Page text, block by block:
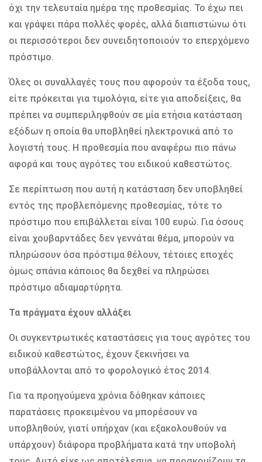
όχι την τελευταία ηµέρα της προθεσµίας. Το έχω πει
και γράψει πάρα πολλές φορές, αλλά διαπιστώνω ότι
οι περισσότεροι δεν συνειδητοποιούν το επερχόµενο
πρόστιµο.
Όλες οι συναλλαγές τους που αφορούν τα έξοδα τους,
είτε πρόκειται για τιµολόγια, είτε για αποδείξεις, θα
πρέπει να συµπεριληφθούν σε µία ετήσια κατάσταση
εξόδων η οποία θα υποβληθεί ηλεκτρονικά από το
λογιστή τους. Η προθεσµία που αναφέρω πιο πάνω
αφορά και τους αγρότες του ειδικού καθεστώτος.
Σε περίπτωση που αυτή η κατάσταση δεν υποβληθεί
εντός της προβλεπόµενης προθεσµίας, τότε το
πρόστιµο που επιβάλλεται είναι 100 ευρώ. Για όσους
είναι χουβαρντάδες δεν γεννάται θέµα, µπορούν να
πληρώσουν όσα πρόστιµα θέλουν, τέτοιες εποχές
όµως σπάνια κάποιος θα δεχθεί να πληρώσει
πρόστιµο αδιαµαρτύρητα.
Τα πράγµατα έχουν αλλάξει
Οι συγκεντρωτικές καταστάσεις για τους αγρότες του
ειδικού καθεστώτος, έχουν ξεκινήσει να
υποβάλλονται από το φορολογικό έτος 2014.
Για τα προηγούµενα χρόνια δόθηκαν κάποιες
παρατάσεις προκειµένου να µπορέσουν να
υποβληθούν, γιατί υπήρχαν (και εξακολουθούν να
υπάρχουν) διάφορα προβλήµατα κατά την υποβολή